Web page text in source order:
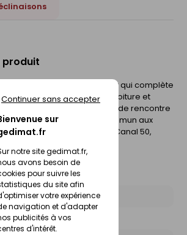
sur
notre site gedimat.fr,
avons besoin de
pour suivre les
du site afin
votre expérience
navigation et d'adapter
publicités à vos
d'intérêt.
Continuer sans accepter
produit
en terre cuite à emboitement qui complète
Placé au sommet de la toiture et
pour s'adapter à la ligne de rencontre
couverture. Accessoire commun aux
la gamme Traditionnelle, Canal 50,
Marseille. 2,5 pièces/ML. 140
35 ans.
du produit